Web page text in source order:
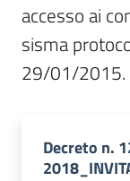
accesso ai
sisma
29/01/2015.
Decreto n.